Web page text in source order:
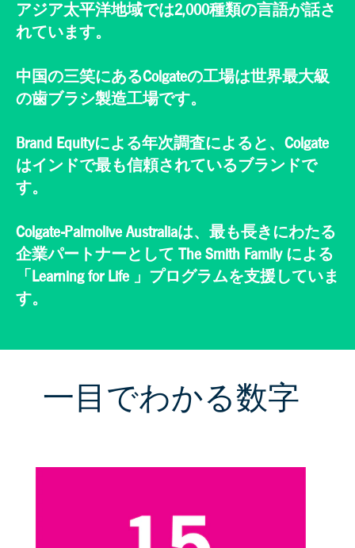
ならず、地方の
お客様にもサー
ビスを提供する
アジア太平洋地域では2,000種類の言語が話さ
れています。
中国の三笑にあるColgateの工場は世界最大級
の歯ブラシ製造工場です。
Brand Equityによる年次調査によると、Colgate
はインドで最も信頼されているブランドで
す。
Colgate-Palmolive Australiaは、最も長きにわたる
企業パートナーとして The Smith Family による
「Learning for Life 」プログラムを支援していま
す。
一目でわかる数字